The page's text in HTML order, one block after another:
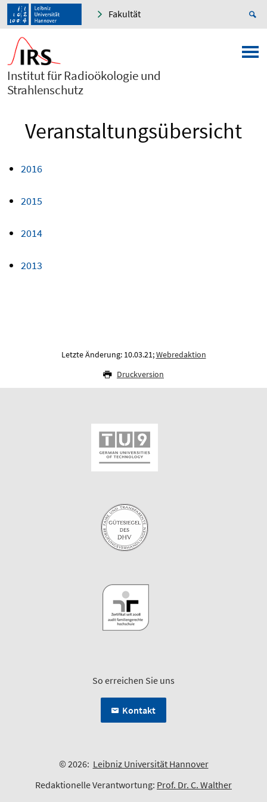
Fakultät
Institut für Radioökologie und
Strahlenschutz
Veranstaltungsübersicht
2016
2015
2014
2013
Letzte Änderung: 10.03.21;Webredaktion
Druckversion
So erreichen Sie uns
Kontakt
© 2026: Leibniz Universität Hannover
Redaktionelle Verantwortung: Prof. Dr. C. Walther